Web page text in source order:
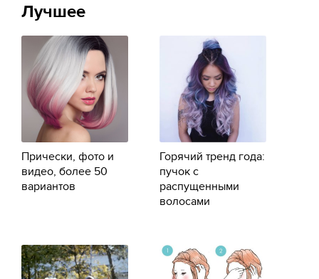
Лучшее
Прически, фото и
видео, более 50
вариантов
Горячий тренд года:
пучок с
распущенными
волосами